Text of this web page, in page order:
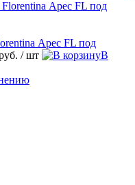
Арес FL под
/ шт
В